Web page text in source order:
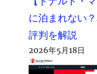
に泊まれない
評判を解説
2026年5月18日